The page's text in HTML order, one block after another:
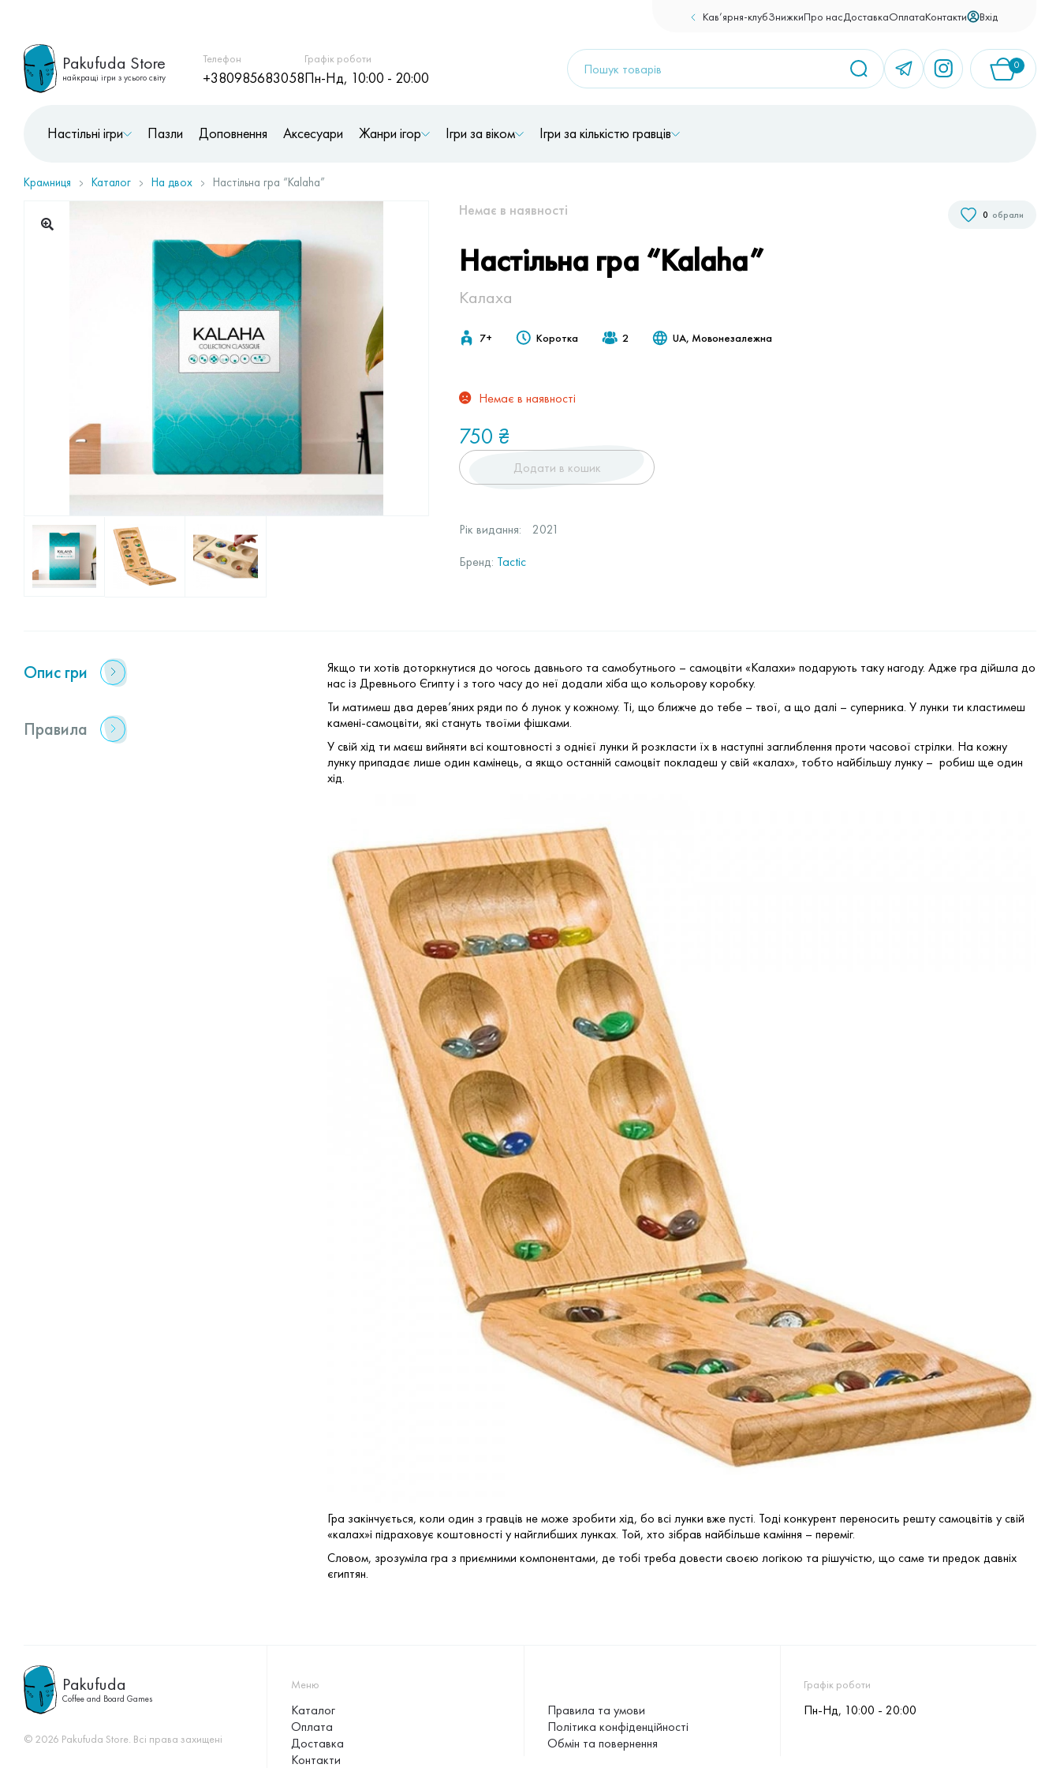
Кав’ярня-клубЗнижкиПро насДоставкаОплатаКонтакти Вхід
Pakufuda Store
найкращі ігри з усього світу
Телефон
+380985683058
Графік роботи
Пн-Нд, 10:00 - 20:00
Products
search 0
Настільні ігри Пазли Доповнення Аксесуари Жанри ігор Ігри за віком Ігри за кількістю гравців
Крамниця Каталог На двох Настільна гра “Kalaha”
Немає в наявностi обрали
0
Настільна гра “Kalaha”
Калаха
7+ Коротка 2 UA, Мовонезалежна
Немає в наявності
750 ₴
Додати в кошик
Рік видання:
2021
Бренд: Tactic
Опис гри
Правила
Якщо ти хотів доторкнутися до чогось давнього та самобутнього – самоцвіти «Калахи» подарують таку нагоду. Адже гра дійшла до
нас із Древнього Єгипту і з того часу до неї додали хіба що кольорову коробку.
Ти матимеш два дерев’яних ряди по 6 лунок у кожному. Ті, що ближче до тебе – твої, а що далі – суперника. У лунки ти кластимеш
камені-самоцвіти, які стануть твоїми фішками.
У свій хід ти маєш вийняти всі коштовності з однієї лунки й розкласти їх в наступні заглиблення проти часової стрілки. На кожну
лунку припадає лише один камінець, а якщо останній самоцвіт покладеш у свій «калах», тобто найбільшу лунку – робиш ще один
хід.
Гра закінчується, коли один з гравців не може зробити хід, бо всі лунки вже пусті. Тоді конкурент переносить решту самоцвітів у свій
«калах»і підраховує коштовності у найглибших лунках. Той, хто зібрав найбільше каміння – переміг.
Словом, зрозуміла гра з приємними компонентами, де тобі треба довести своєю логікою та рішучістю, що саме ти предок давніх
єгиптян.
Pakufuda
Coffee and Board Games
© 2026 Pakufuda Store. Всі права захищені
Меню
Каталог
Оплата
Доставка
Контакти
Правила та умови
Політика конфіденційності
Обмін та повернення
Графік роботи
Пн-Нд, 10:00 - 20:00